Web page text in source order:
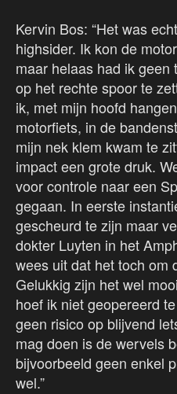
Kervin Bos: “Het was
highsider. Ik kon de
maar helaas had ik geen
op het rechte spoor te
ik, met mijn hoofd
motorfiets, in de
mijn nek klem kwam te
impact een grote druk.
voor controle naar een
gegaan. In eerste
gescheurd te zijn maar
dokter Luyten in het
wees uit dat het toch om
Gelukkig zijn het wel
hoef ik niet geopereerd
geen risico op blijvend
mag doen is de wervels
bijvoorbeeld geen enkel
wel.”